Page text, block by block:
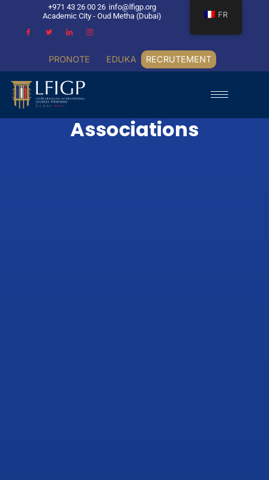
+971 43 26 00 26 info@lfigp.org
Academic City - Oud Metha (Dubai)
PRONOTE EDUKA RECRUTEMENT
Associations
FR